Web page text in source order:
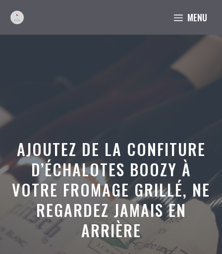
contenu
MENU
AJOUTEZ DE LA CONFITURE
D’ÉCHALOTES BOOZY À
VOTRE FROMAGE GRILLÉ, NE
REGARDEZ JAMAIS EN
ARRIÈRE